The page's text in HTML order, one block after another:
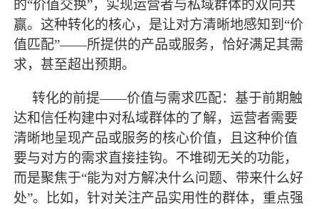
的“价值交换”，实现运营者与私域群体的双向共
赢。这种转化的核心，是让对方清晰地感知到“价
值匹配”——所提供的产品或服务，恰好满足其需
求，甚至超出预期。
转化的前提——价值与需求匹配：基于前期触
达和信任构建中对私域群体的了解，运营者需要
清晰地呈现产品或服务的核心价值，且这种价值
要与对方的需求直接挂钩。不堆砌无关的功能，
而是聚焦于“能为对方解决什么问题、带来什么好
处”。比如，针对关注产品实用性的群体，重点强